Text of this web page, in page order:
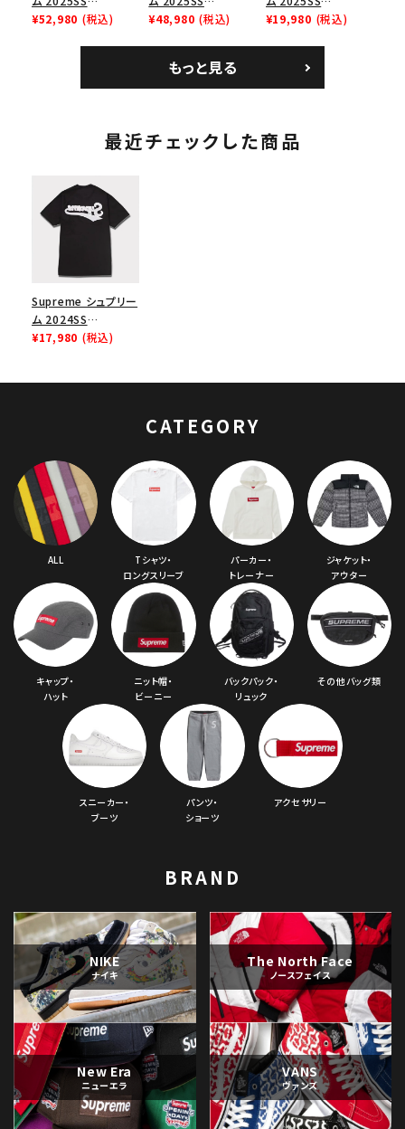
Bandana Football
¥52,980 (税込)
Backpack バックパッ
¥48,980 (税込)
Homerun Tee ホー
¥19,980 (税込)
もっと見る
最近チェックした商品
Supreme シュプリー
ム 2024SS
Backwards Tee バ
¥17,980 (税込)
CATEGORY
ALL
Tシャツ・
ロングスリーブ
パーカー・
トレーナー
ジャケット・
アウター
キャップ・
ハット
ニット帽・
ビーニー
バックパック・
リュック
その他バッグ類
スニーカー・
ブーツ
パンツ・
ショーツ
アクセサリー
BRAND
NIKE
ナイキ
The North Face
ノースフェイス
New Era
ニューエラ
VANS
ヴァンズ